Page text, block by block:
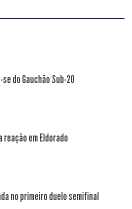
do Gauchão Sub-20
reação em Eldorado
no primeiro duelo semifinal